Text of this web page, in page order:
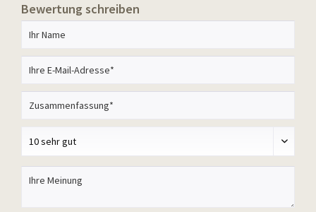
Bewertung schreiben